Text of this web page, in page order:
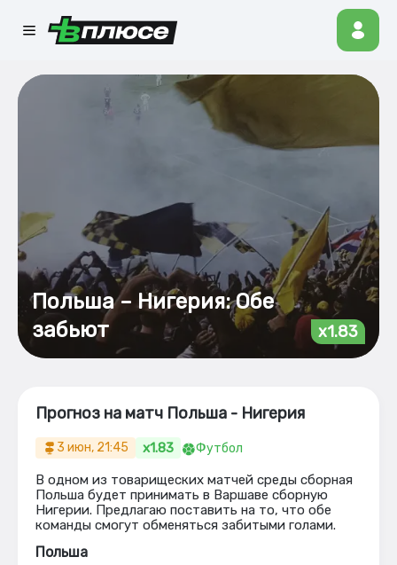
Польша – Нигерия: Обе
забьют
x1.83
Прогноз на матч Польша - Нигерия
3 июн, 21:45 x1.83 Футбол
В одном из товарищеских матчей среды сборная
Польша будет принимать в Варшаве сборную
Нигерии. Предлагаю поставить на то, что обе
команды смогут обменяться забитыми голами.
Польша